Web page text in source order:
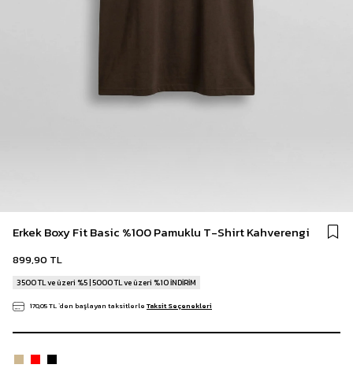
Erkek Boxy Fit Basic %100 Pamuklu T-Shirt Kahverengi
899,90 TL
3500 TL ve üzeri %5 | 5000 TL ve üzeri %10 İNDİRİM
170,05 TL`den başlayan taksitlerle Taksit Seçenekleri